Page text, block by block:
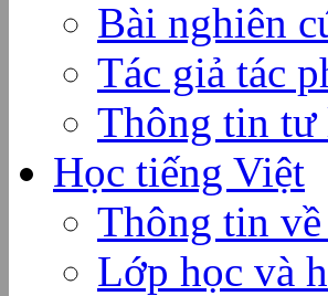
Bài nghiên
Tác giả tác
Thông tin tư
Học tiếng Việt
Thông tin
Lớp học và